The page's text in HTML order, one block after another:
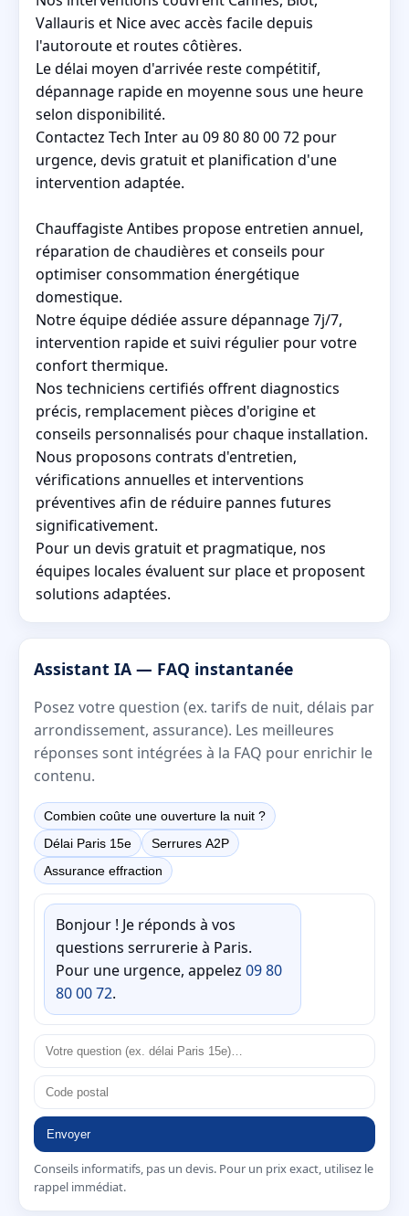
Vallauris et Nice avec accès facile depuis
l'autoroute et routes côtières.
Le délai moyen d'arrivée reste compétitif,
dépannage rapide en moyenne sous une heure
selon disponibilité.
Contactez Tech Inter au 09 80 80 00 72 pour
urgence, devis gratuit et planification d'une
intervention adaptée.
Chauffagiste Antibes propose entretien annuel,
réparation de chaudières et conseils pour
optimiser consommation énergétique
domestique.
Notre équipe dédiée assure dépannage 7j/7,
intervention rapide et suivi régulier pour votre
confort thermique.
Nos techniciens certifiés offrent diagnostics
précis, remplacement pièces d'origine et
conseils personnalisés pour chaque installation.
Nous proposons contrats d'entretien,
vérifications annuelles et interventions
préventives afin de réduire pannes futures
significativement.
Pour un devis gratuit et pragmatique, nos
équipes locales évaluent sur place et proposent
solutions adaptées.
Assistant IA — FAQ instantanée
Posez votre question (ex. tarifs de nuit, délais par
arrondissement, assurance). Les meilleures
réponses sont intégrées à la FAQ pour enrichir le
contenu.
Combien coûte une ouverture la nuit ?
Délai Paris 15e
Serrures A2P
Assurance effraction
Bonjour ! Je réponds à vos
questions serrurerie à Paris.
Pour une urgence, appelez 09 80
80 00 72.
Envoyer
Conseils informatifs, pas un devis. Pour un prix exact, utilisez le
rappel immédiat.